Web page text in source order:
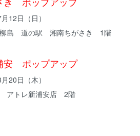
12日（日）
柳島 道の駅 湘南ちがさき 1階
安 ポップアップ
20日（木）
アトレ新浦安店 2階